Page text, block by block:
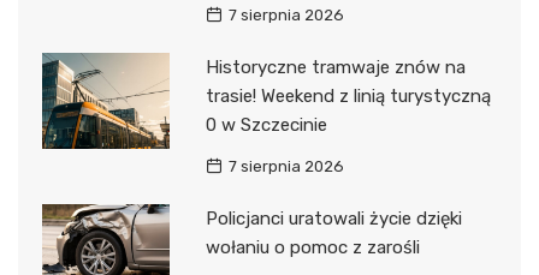
7 sierpnia 2026
Historyczne tramwaje znów na
trasie! Weekend z linią turystyczną
0 w Szczecinie
7 sierpnia 2026
Policjanci uratowali życie dzięki
wołaniu o pomoc z zarośli